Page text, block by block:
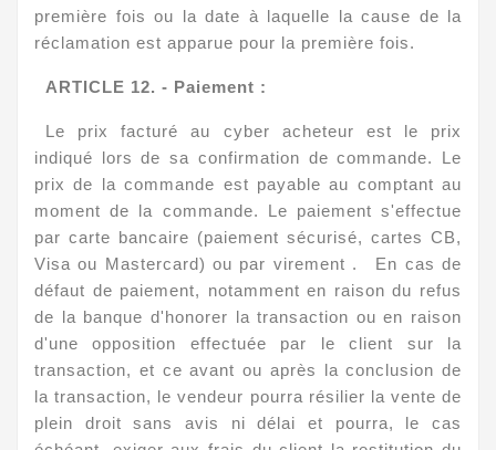
première fois ou la date à laquelle la cause de la
réclamation est apparue pour la première fois.
ARTICLE 12. - Paiement :
Le prix facturé au cyber acheteur est le prix
indiqué lors de sa confirmation de commande. Le
prix de la commande est payable au comptant au
moment de la commande. Le paiement s'effectue
par carte bancaire (paiement sécurisé, cartes CB,
Visa ou Mastercard) ou par virement . En cas de
défaut de paiement, notamment en raison du refus
de la banque d'honorer la transaction ou en raison
d'une opposition effectuée par le client sur la
transaction, et ce avant ou après la conclusion de
la transaction, le vendeur pourra résilier la vente de
plein droit sans avis ni délai et pourra, le cas